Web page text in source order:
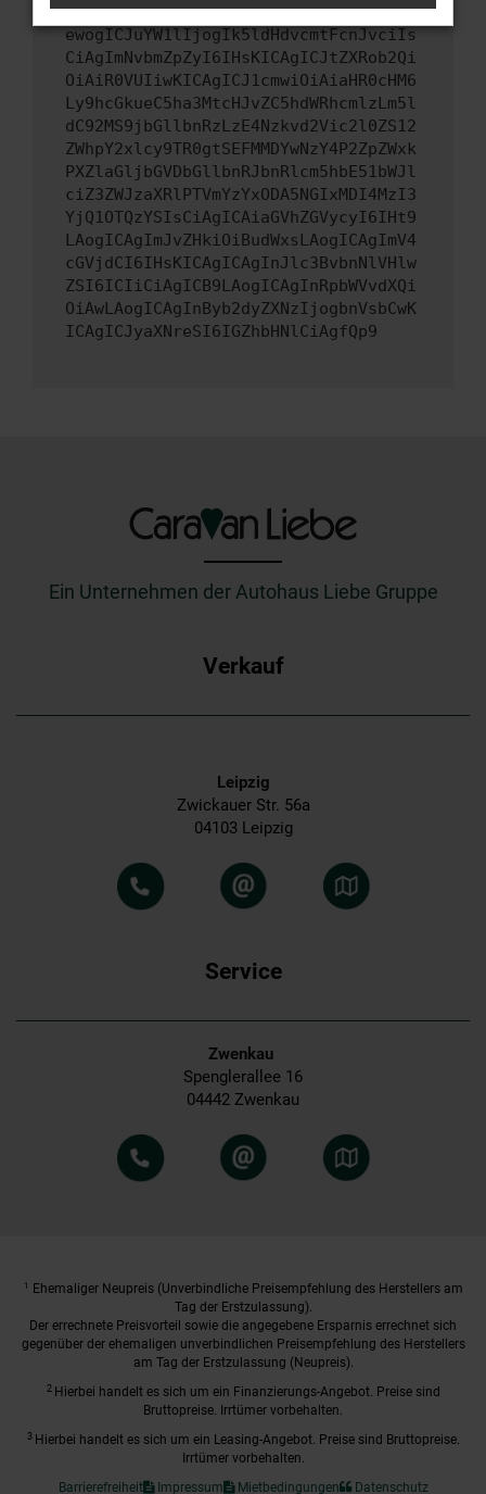
ewogICJuYW1lIjogIk5ldHdvcmtFcnJvciIs
CiAgImNvbmZpZyI6IHsKICAgICJtZXRob2Qi
OiAiR0VUIiwKICAgICJ1cmwiOiAiaHR0cHM6
Ly9hcGkueC5ha3MtcHJvZC5hdWRhcmlzLm5l
dC92MS9jbGllbnRzLzE4Nzkvd2Vic2l0ZS12
ZWhpY2xlcy9TR0gtSEFMMDYwNzY4P2ZpZWxk
PXZlaGljbGVDbGllbnRJbnRlcm5hbE51bWJl
ciZ3ZWJzaXRlPTVmYzYxODA5NGIxMDI4MzI3
YjQ1OTQzYSIsCiAgICAiaGVhZGVycyI6IHt9
LAogICAgImJvZHkiOiBudWxsLAogICAgImV4
cGVjdCI6IHsKICAgICAgInJlc3BvbnNlVHlw
ZSI6ICIiCiAgICB9LAogICAgInRpbWVvdXQi
OiAwLAogICAgInByb2dyZXNzIjogbnVsbCwK
ICAgICJyaXNreSI6IGZhbHNlCiAgfQp9
Ein Unternehmen der Autohaus Liebe Gruppe
Verkauf
Leipzig
Zwickauer Str. 56a
04103 Leipzig
Service
Zwenkau
Spenglerallee 16
04442 Zwenkau
1
Ehemaliger Neupreis (Unverbindliche Preisempfehlung des Herstellers am
Tag der Erstzulassung).
Der errechnete Preisvorteil sowie die angegebene Ersparnis errechnet sich
gegenüber der ehemaligen unverbindlichen Preisempfehlung des Herstellers
am Tag der Erstzulassung (Neupreis).
2 Hierbei handelt es sich um ein Finanzierungs-Angebot. Preise sind
Bruttopreise. Irrtümer vorbehalten.
3 Hierbei handelt es sich um ein Leasing-Angebot. Preise sind Bruttopreise.
Irrtümer vorbehalten.
Barrierefreiheit
Impressum Mietbedingungen Datenschutz